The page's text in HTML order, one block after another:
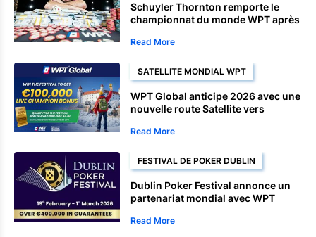
Schuyler Thornton remporte le
championnat du monde WPT après
World Championship.
Read More
SATELLITE MONDIAL WPT
WPT Global anticipe 2026 avec une
nouvelle route Satellite vers
Read More
FESTIVAL DE POKER DUBLIN
Dublin Poker Festival annonce un
partenariat mondial avec WPT
Read More